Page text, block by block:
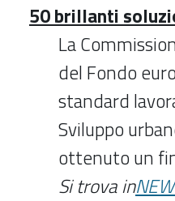
50 brillanti
La
del Fondo
standard
Sviluppo
ottenuto un
Si trova in